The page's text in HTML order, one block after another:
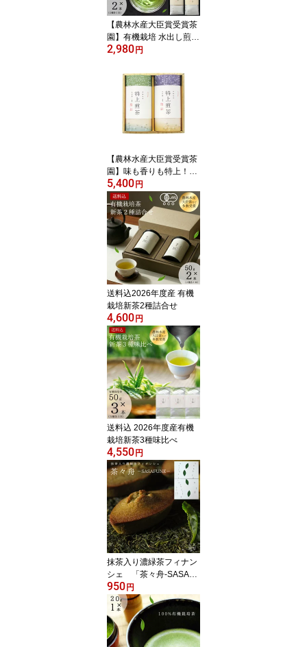
【農林水産大臣賞受賞茶
園】有機栽培 水出し煎茶
飲み比べセット【メール
2,980円
【農林水産大臣賞受賞茶
園】味も香りも特上！特
上煎茶詰め合わせ2本組
【楽ギフ_包装選択】
【楽ギフ_のし】【楽ギ
フ_のし宛書】 【楽ギフ
_メッセ入力】
5,400円
送料込2026年度産 有機
栽培新茶2種詰合せ
4,600円
送料込 2026年度産有機
栽培新茶3種味比べ
4,550円
抹茶入り濃緑茶フィナン
シェ 「茶々舟-SASAFU
NE-」6個入り
950円